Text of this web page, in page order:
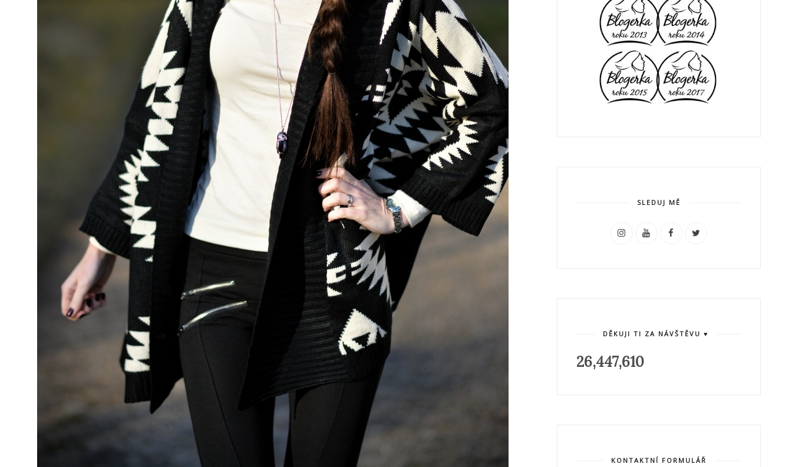
SLEDUJ MĚ
DĚKUJI TI ZA NÁVŠTĚVU ♥
26,447,610
KONTAKTNÍ FORMULÁŘ